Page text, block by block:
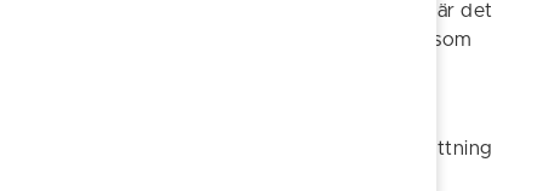
Om du vill ha ett fullgott skydd för ditt barn är det
viktigt att du har en egen privat försäkring, som
Privata försäkringar ger oftast en högre ersättning